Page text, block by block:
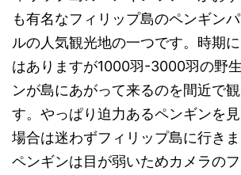
も有名なフィリップ島のペンギン
ルの人気観光地の一つです。時期
はありますが1000羽-3000羽の野
ンが島にあがって来るのを間近で
す。やっぱり迫力あるペンギンを
場合は迷わずフィリップ島に行き
ペンギンは目が弱いためカメラの